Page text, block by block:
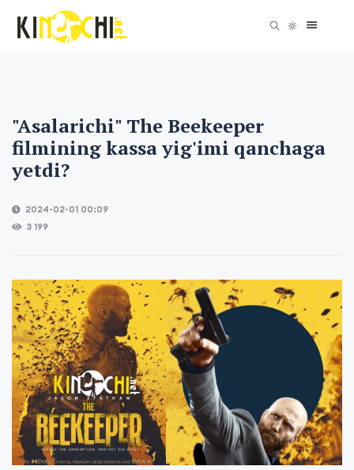
"Asalarichi" The Beekeeper
filmining kassa yig'imi qanchaga
yetdi?
2024-02-01 00:09
3 199